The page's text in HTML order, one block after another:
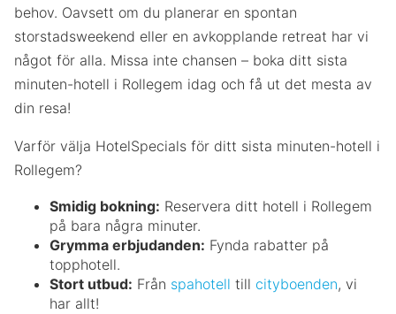
behov. Oavsett om du planerar en spontan
storstadsweekend eller en avkopplande retreat har vi
något för alla. Missa inte chansen – boka ditt sista
minuten-hotell i Rollegem idag och få ut det mesta av
din resa!
Varför välja HotelSpecials för ditt sista minuten-hotell i
Rollegem?
Smidig bokning: Reservera ditt hotell i Rollegem
på bara några minuter.
Grymma erbjudanden: Fynda rabatter på
topphotell.
Stort utbud: Från spahotell till cityboenden, vi
har allt!